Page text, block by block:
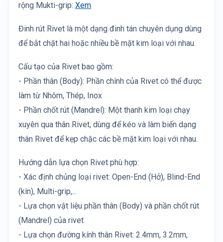
rộng Mukti-grip: Xem
Đinh rút Rivet là một dạng đinh tán chuyên dụng dùng
để bắt chặt hai hoặc nhiều bề mặt kim loại với nhau.
Cấu tạo của Rivet bao gồm:
- Phần thân (Body): Phần chính của Rivet có thể được
làm từ Nhôm, Thép, Inox
- Phần chốt rút (Mandrel): Một thanh kim loại chạy
xuyên qua thân Rivet, dùng để kéo và làm biến dạng
thân Rivet để kẹp chặc các bề mặt kim loại với nhau.
Hướng dẫn lựa chọn Rivet phù hợp:
- Xác định chủng loại rivet: Open-End (Hở), Blind-End
(kín), Multi-grip,...
- Lựa chọn vật liệu phần thân (Body) và phần chốt rút
(Mandrel) của rivet
- Lựa chọn đường kính thân Rivet: 2.4mm, 3.2mm,